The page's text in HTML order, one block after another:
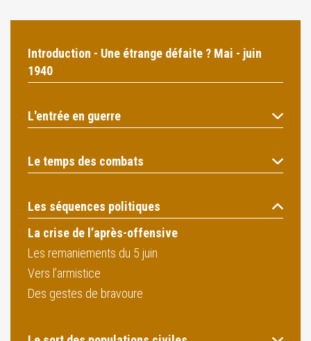
Introduction - Une étrange défaite ? Mai - juin
1940
L'entrée en guerre
Le temps des combats
Les séquences politiques
La crise de l’après-offensive
Les remaniements du 5 juin
Vers l’armistice
Des gestes de bravoure